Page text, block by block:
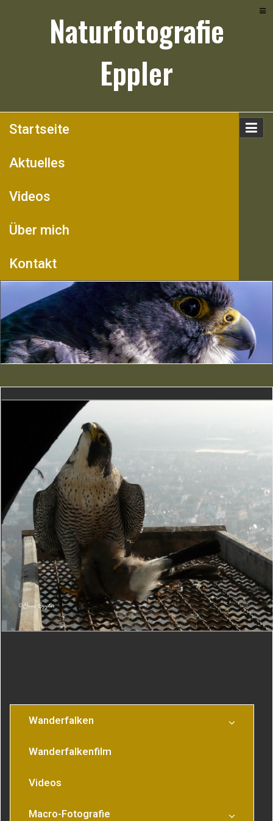
Naturfotografie
Eppler
Startseite
Aktuelles
Videos
Über mich
Kontakt
Falke mit Eichelhaer
10 minütige Atempause nach der Jagd
Beitragsnavigation
Seitenprofil
Männchen(Terzel) mit
Beute|
Wanderfalken
Wanderfalkenfilm
Videos
Macro-Fotografie